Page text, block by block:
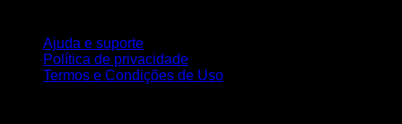
Ajuda e suporte
Política de privacidade
Termos e Condições de Uso